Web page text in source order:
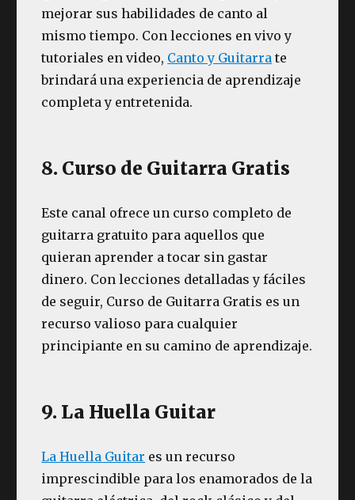
mejorar sus habilidades de canto al
mismo tiempo. Con lecciones en vivo y
tutoriales en video, Canto y Guitarra te
brindará una experiencia de aprendizaje
completa y entretenida.
8. Curso de Guitarra Gratis
Este canal ofrece un curso completo de
guitarra gratuito para aquellos que
quieran aprender a tocar sin gastar
dinero. Con lecciones detalladas y fáciles
de seguir, Curso de Guitarra Gratis es un
recurso valioso para cualquier
principiante en su camino de aprendizaje.
9. La Huella Guitar
La Huella Guitar es un recurso
imprescindible para los enamorados de la